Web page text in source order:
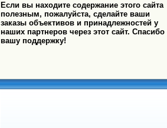
Если вы находите содержание этого сайта
полезным, пожалуйста, сделайте ваши
заказы объективов и принадлежностей у
наших партнеров через этот сайт. Спасибо
вашу поддержку!